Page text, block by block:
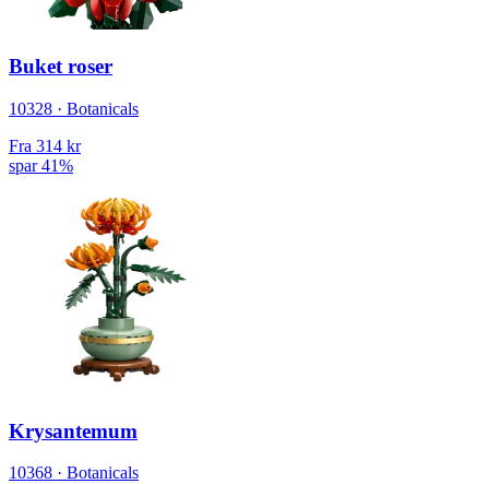
Buket roser
10328 · Botanicals
Fra 314 kr
spar 41%
Krysantemum
10368 · Botanicals